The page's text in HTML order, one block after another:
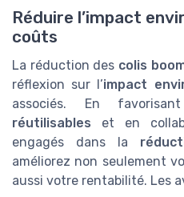
Réduire l’impact
coûts
La réduction des colis
réflexion sur l’impact
associés. En
réutilisables et en
engagés dans la
améliorez non seulement
aussi votre rentabilité. Les